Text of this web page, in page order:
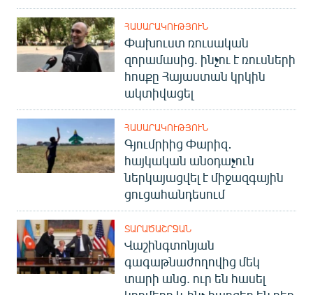
ՀԱՍԱՐԱԿՈՒԹՅՈՒՆ
Փախուստ ռուսական
զորամասից. ինչու է ռուսների
հոսքը Հայաստան կրկին
ակտիվացել
ՀԱՍԱՐԱԿՈՒԹՅՈՒՆ
Գյումրիից Փարիզ․
հայկական անօդաչուն
ներկայացվել է միջազգային
ցուցահանդեսում
ՏԱՐԱԾԱՇՐՋԱՆ
Վաշինգտոնյան
գագաթնաժողովից մեկ
տարի անց. ուր են հասել